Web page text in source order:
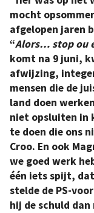
mocht
afgelopen jaren
“Alors… stop ou
komt na 9 juni,
afwijzing,
mensen die de
land doen
niet opsluiten in
te doen die ons
Croo. En ook
we goed werk
één iets spijt,
stelde de PS-
hij de schuld dan